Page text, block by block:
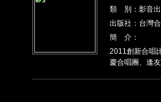
類 別：影音
出版社：台灣
簡 介：
2011創新合唱
慶合唱團、逢